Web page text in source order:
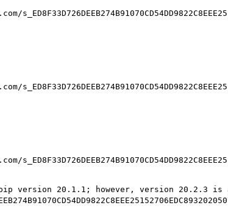
pip version 20.1.1; however, version 20.2.3